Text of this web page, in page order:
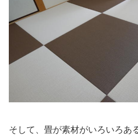
そして、畳が素材がいろいろあ